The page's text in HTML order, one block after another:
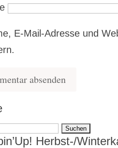
E-Mail-Adresse und
Herbst-/